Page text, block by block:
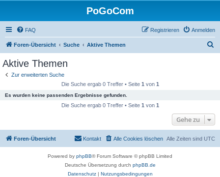
PoGoCom
FAQ Anmelden
Registrieren
Foren-Übersicht Suche Aktive Themen
Aktive Themen
Zur erweiterten Suche
Die Suche ergab 0 Treffer • Seite 1 von 1
Es wurden keine passenden Ergebnisse gefunden.
Die Suche ergab 0 Treffer • Seite 1 von 1
Gehe zu
Foren-Übersicht Alle Zeiten sind UTC
Alle Cookies löschen
Kontakt
Powered by phpBB® Forum Software © phpBB Limited
Deutsche Übersetzung durch phpBB.de
Datenschutz| Nutzungsbedingungen